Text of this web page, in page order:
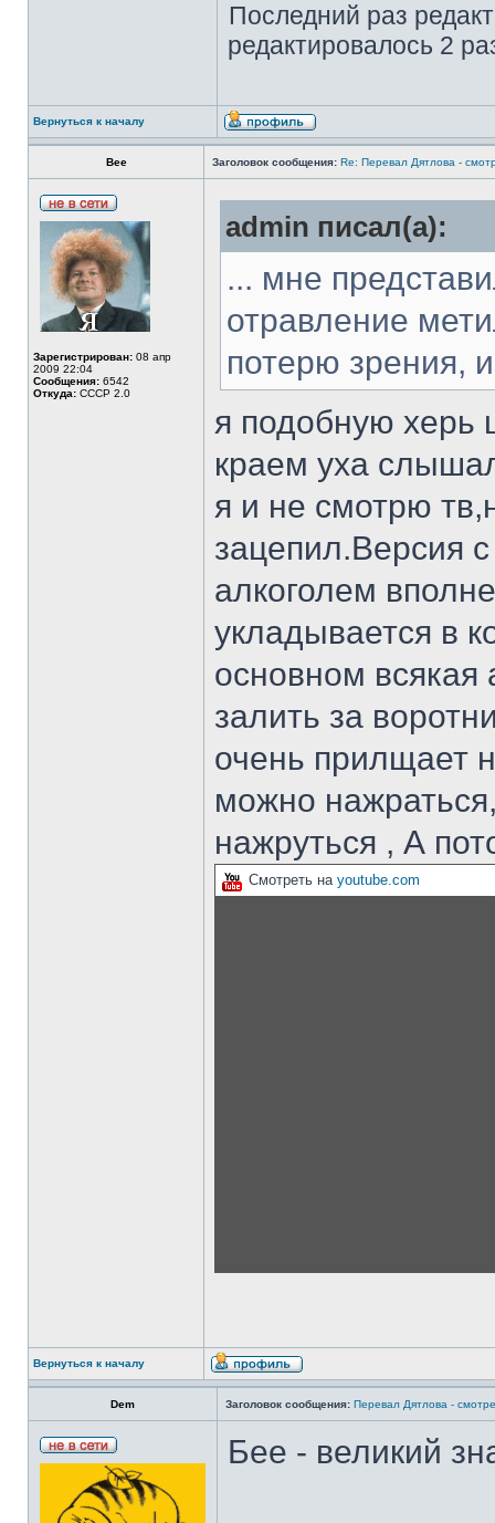
Последний раз
редактировалось 2
Вернуться к началу
Bee Заголовок сообщения: Re: Перевал Дятлова -
Зарегистрирован: 08 апр
2009 22:04
Сообщения: 6542
Откуда: СССР 2.0
admin писал(а):
... мне
отравление
потерю зрения,
я подобную херь
краем уха
я и не смотрю
зацепил.Версия
алкоголем
укладывается в
основном
залить за
очень прилщает
можно
нажруться , А
Смотреть на youtube.com
Вернуться к началу
Dem Заголовок сообщения: Перевал Дятлова -
Бее - великий